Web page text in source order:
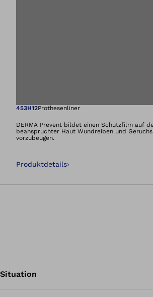
Öffnet das
453H12Prothesenliner
DERMA Prevent bildet einen Schutzfilm auf
beanspruchter Haut Wundreiben und
vorzubeugen.
Produktdetails›
Situation